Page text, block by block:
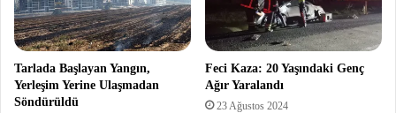
Tarlada Başlayan Yangın,
Yerleşim Yerine Ulaşmadan
Söndürüldü
Feci Kaza: 20 Yaşındaki Genç
Ağır Yaralandı
23 Ağustos 2024